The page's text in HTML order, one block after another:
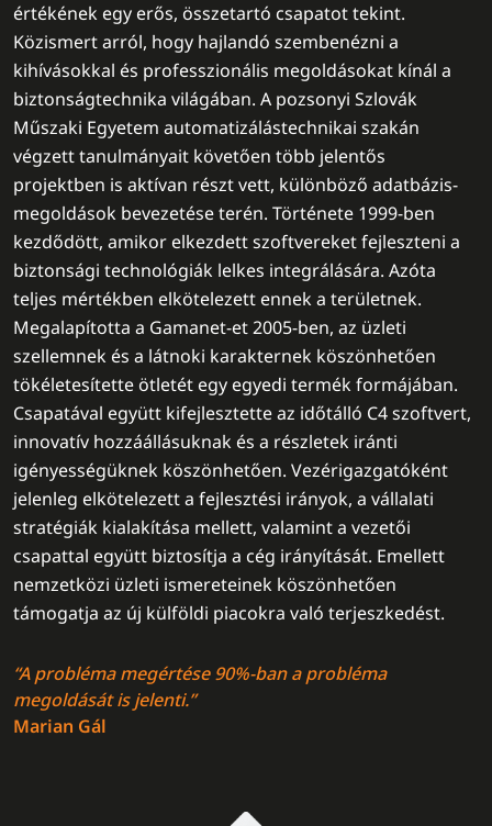
értékének egy erős, összetartó csapatot tekint.
Közismert arról, hogy hajlandó szembenézni a
kihívásokkal és professzionális megoldásokat kínál a
biztonságtechnika világában. A pozsonyi Szlovák
Műszaki Egyetem automatizálástechnikai szakán
végzett tanulmányait követően több jelentős
projektben is aktívan részt vett, különböző adatbázis-
megoldások bevezetése terén. Története 1999-ben
kezdődött, amikor elkezdett szoftvereket fejleszteni a
biztonsági technológiák lelkes integrálására. Azóta
teljes mértékben elkötelezett ennek a területnek.
Megalapította a Gamanet-et 2005-ben, az üzleti
szellemnek és a látnoki karakternek köszönhetően
tökéletesítette ötletét egy egyedi termék formájában.
Csapatával együtt kifejlesztette az időtálló C4 szoftvert,
innovatív hozzáállásuknak és a részletek iránti
igényességüknek köszönhetően. Vezérigazgatóként
jelenleg elkötelezett a fejlesztési irányok, a vállalati
stratégiák kialakítása mellett, valamint a vezetői
csapattal együtt biztosítja a cég irányítását. Emellett
nemzetközi üzleti ismereteinek köszönhetően
támogatja az új külföldi piacokra való terjeszkedést.
“A probléma megértése 90%-ban a probléma
megoldását is jelenti.”
Marian Gál